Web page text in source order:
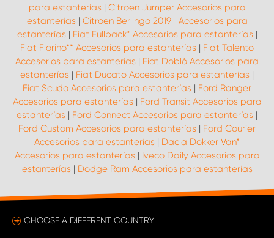
para estanterías | Citroen Jumper Accesorios para
estanterías | Citroen Berlingo 2019- Accesorios para
estanterías | Fiat Fullback* Accesorios para estanterías |
Fiat Fiorino** Accesorios para estanterías | Fiat Talento
Accesorios para estanterías | Fiat Doblò Accesorios para
estanterías | Fiat Ducato Accesorios para estanterías |
Fiat Scudo Accesorios para estanterías | Ford Ranger
Accesorios para estanterías | Ford Transit Accesorios para
estanterías | Ford Connect Accesorios para estanterías |
Ford Custom Accesorios para estanterías | Ford Courier
Accesorios para estanterías | Dacia Dokker Van*
Accesorios para estanterías | Iveco Daily Accesorios para
estanterías | Dodge Ram Accesorios para estanterías
CHOOSE A DIFFERENT COUNTRY